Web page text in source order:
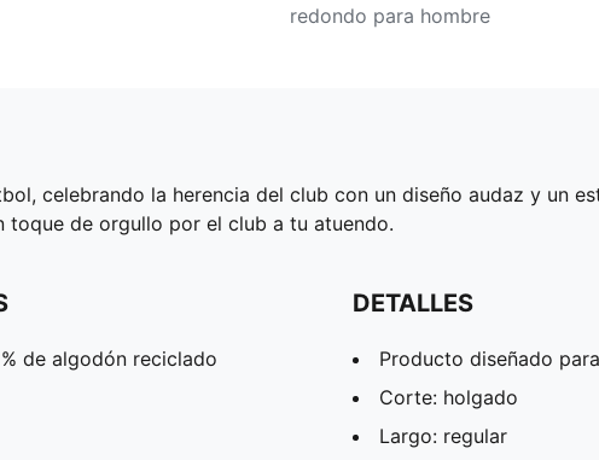
redondo para hombre
​​celebrando la herencia del club con un diseño audaz y un
toque de orgullo por el club a tu atuendo.
de algodón reciclado
DETALLES
Producto diseñado
Corte: holgado
Largo: regular